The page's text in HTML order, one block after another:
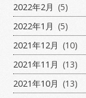
2022年2月 (5)
2022年1月 (5)
2021年12月 (10)
2021年11月 (13)
2021年10月 (13)